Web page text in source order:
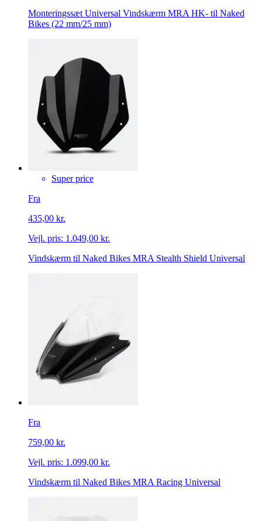
Monteringssæt Universal Vindskærm MRA HK- til Naked
Bikes (22 mm/25 mm)
Super price
Fra
435,00 kr.
Vejl. pris: 1.049,00 kr.
Vindskærm til Naked Bikes MRA Stealth Shield Universal
Fra
759,00 kr.
Vejl. pris: 1.099,00 kr.
Vindskærm til Naked Bikes MRA Racing Universal